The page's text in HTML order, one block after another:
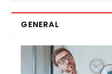
GENERAL